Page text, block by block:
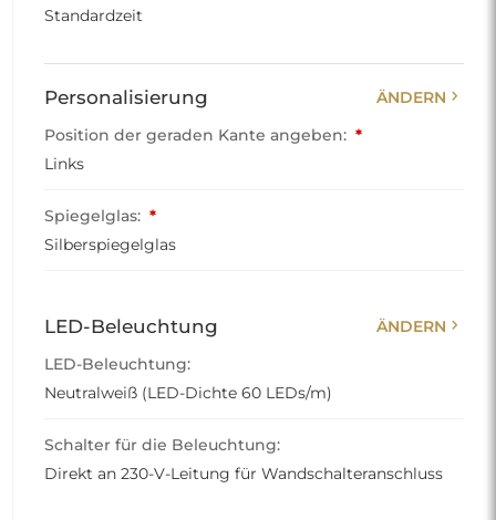
Standardzeit
Personalisierung ÄNDERN chevron_right
Position der geraden Kante angeben: *
Links
Spiegelglas: *
Silberspiegelglas
LED-Beleuchtung ÄNDERN chevron_right
LED-Beleuchtung:
Neutralweiß (LED-Dichte 60 LEDs/m)
Schalter für die Beleuchtung:
Direkt an 230-V-Leitung für Wandschalteranschluss